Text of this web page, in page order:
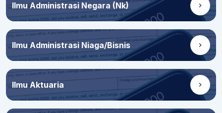
Ilmu Administrasi Negara (Nk)
Ilmu Administrasi Niaga/Bisnis
Ilmu Aktuaria